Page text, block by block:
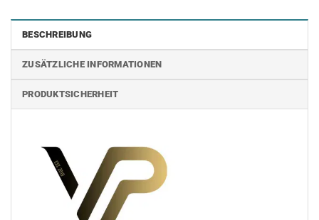
BESCHREIBUNG
ZUSÄTZLICHE INFORMATIONEN
PRODUKTSICHERHEIT